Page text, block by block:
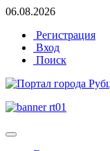
06.08.2026
Регистрация
Вход
Поиск